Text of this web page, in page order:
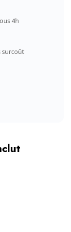
4h
surcoût